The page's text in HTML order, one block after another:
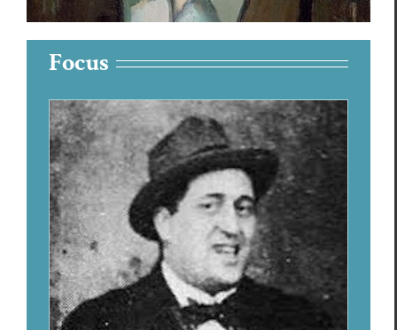
Focus
Lettre à Guillaume Apollinaire
Focus Guil­laume Apollinaire